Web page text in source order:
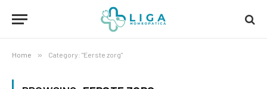
Home » Category: "Eerste zorg"